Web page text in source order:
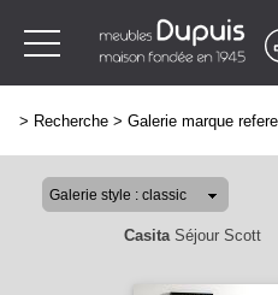
> Recherche > Galerie marque
CasitaSéjour Scott